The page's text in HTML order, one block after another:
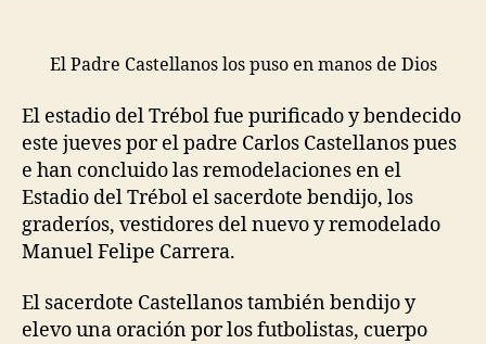
El Padre Castellanos los puso en manos de Dios
El estadio del Trébol fue purificado y bendecido
este jueves por el padre Carlos Castellanos pues
e han concluido las remodelaciones en el
Estadio del Trébol el sacerdote bendijo, los
graderíos, vestidores del nuevo y remodelado
Manuel Felipe Carrera.
El sacerdote Castellanos también bendijo y
elevo una oración por los futbolistas, cuerpo